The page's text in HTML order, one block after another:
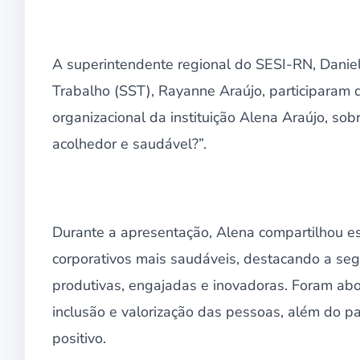
A superintendente regional do SESI-RN,
Trabalho (SST), Rayanne Araújo,
organizacional da instituição Alena Araújo,
acolhedor e saudável?”.
Durante a apresentação, Alena compartilhou
corporativos mais saudáveis, destacando a
produtivas, engajadas e inovadoras. Foram
inclusão e valorização das pessoas, além do
positivo.